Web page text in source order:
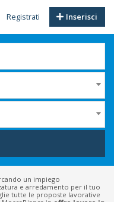
Inserisci
Registrati
un impiego
e arredamento per il tuo
tutte le proposte lavorative